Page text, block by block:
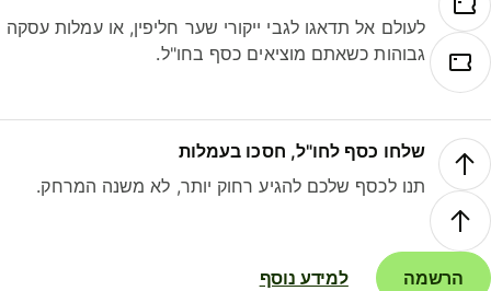
לעולם אל תדאגו לגבי ייקורי שער חליפין, או עמלות עסקה
גבוהות כשאתם מוציאים כסף בחו"ל.
שלחו כסף לחו"ל, חסכו בעמלות
תנו לכסף שלכם להגיע רחוק יותר, לא משנה המרחק.
הרשמה למידע נוסף